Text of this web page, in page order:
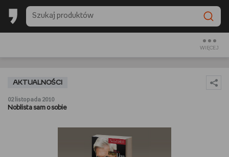
WIĘCEJ
BACK TO SCHOOL
SŁUCHAM
AKTUALNOŚCI
02 listopada 2010
Noblista sam o sobie